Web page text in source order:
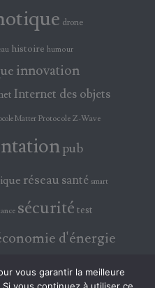
drone
histoire humour
innovation
Internet des objets
Matter Protocole Z-Wave
pub
réseau santé smart
sécurité test
d'énergie
vous garantir la meilleure